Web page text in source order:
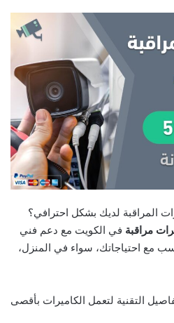
المراقبة لديك بشكل احترافي؟
مراقبة في الكويت مع دعم فني
مع احتياجاتك، سواء في المنزل،
التقنية لتعمل الكاميرات بأقصى